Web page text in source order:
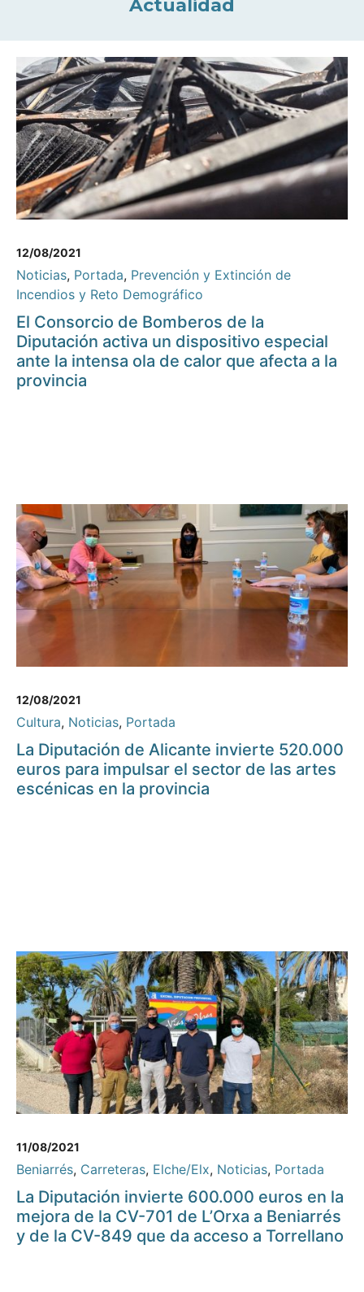
Actualidad
12/08/2021
Noticias, Portada, Prevención y Extinción de
Incendios y Reto Demográfico
El Consorcio de Bomberos de la
Diputación activa un dispositivo especial
ante la intensa ola de calor que afecta a la
provincia
12/08/2021
Cultura, Noticias, Portada
La Diputación de Alicante invierte 520.000
euros para impulsar el sector de las artes
escénicas en la provincia
11/08/2021
Beniarrés, Carreteras, Elche/Elx, Noticias, Portada
La Diputación invierte 600.000 euros en la
mejora de la CV-701 de L’Orxa a Beniarrés
y de la CV-849 que da acceso a Torrellano